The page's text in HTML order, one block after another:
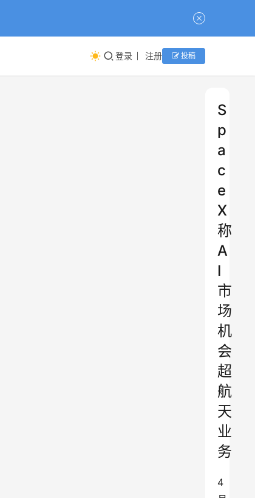
登录 注册 投稿
S
p
a
c
e
X
称
A
I
市
场
机
会
超
航
天
业
务
4